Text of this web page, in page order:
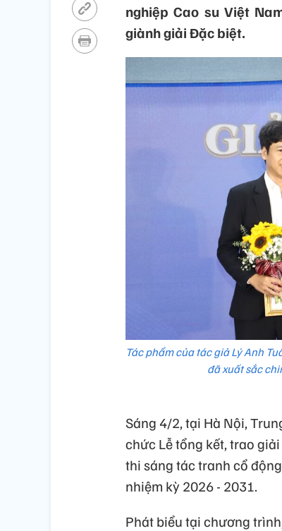
nghiệp Cao su Việt
giành giải Đặc biệt.
Tác phẩm của tác giả Lý Anh
đã xuất sắc
Sáng 4/2, tại Hà Nội,
chức Lễ tổng kết, trao
thi sáng tác tranh cổ
nhiệm kỳ 2026 - 2031.
Phát biểu tại chương